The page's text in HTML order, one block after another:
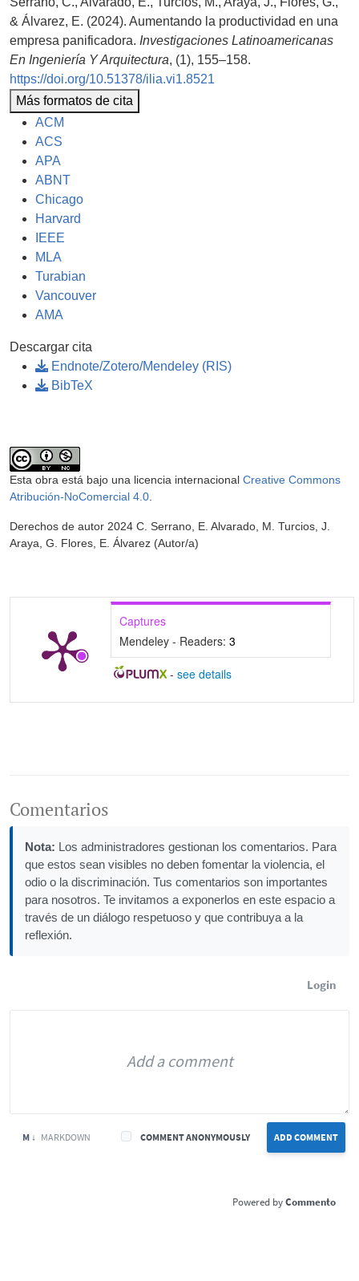
& Álvarez, E. (2024). Aumentando la productividad en una
empresa panificadora. Investigaciones Latinoamericanas
En Ingeniería Y Arquitectura, (1), 155–158.
https://doi.org/10.51378/ilia.vi1.8521
Más formatos de cita
ACM
ACS
APA
ABNT
Chicago
Harvard
IEEE
MLA
Turabian
Vancouver
AMA
Descargar cita
Endnote/Zotero/Mendeley (RIS)
BibTeX
Esta obra está bajo una licencia internacional Creative Commons
Atribución-NoComercial 4.0
Derechos de autor 2024 C. Serrano, E. Alvarado, M. Turcios, J.
Araya, G. Flores, E. Álvarez (Autor/a)
Captures
Mendeley - Readers: 3
- see details
Comentarios
Nota: Los administradores gestionan los comentarios. Para
que estos sean visibles no deben fomentar la violencia, el
odio o la discriminación. Tus comentarios son importantes
para nosotros. Te invitamos a exponerlos en este espacio a
través de un diálogo respetuoso y que contribuya a la
reflexión.
Login
ADD COMMENT
COMMENT ANONYMOUSLY
M ↓ MARKDOWN
Commento